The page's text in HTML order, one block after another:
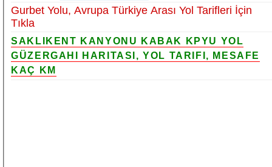
Gurbet Yolu, Avrupa Türkiye Arası Yol Tarifleri İçin
Tıkla
SAKLIKENT KANYONU KABAK KPYU YOL
GÜZERGAHI HARITASI, YOL TARIFI, MESAFE
KAÇ KM